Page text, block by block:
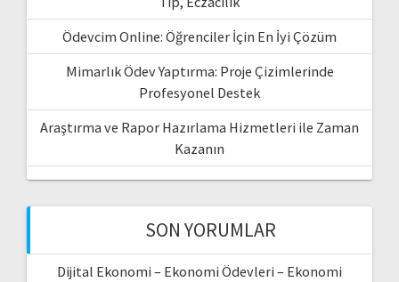
Ödevcim Online: Öğrenciler İçin En İyi Çözüm
Mimarlık Ödev Yaptırma: Proje Çizimlerinde
Profesyonel Destek
Araştırma ve Rapor Hazırlama Hizmetleri ile Zaman
Kazanın
SON YORUMLAR
Dijital Ekonomi – Ekonomi Ödevleri – Ekonomi